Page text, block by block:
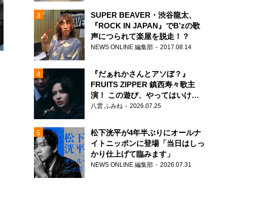
SUPER BEAVER・渋谷龍太、
『ROCK IN JAPAN』でB’zの歌
声につられて楽屋を脱走！？
NEWS ONLINE 編集部 2017.08.14
『だぁれかさんとアソぼ？』
FRUITS ZIPPER 鎮西寿々歌主
演！ この遊び、やってはいけま
せん。
八雲 ふみね 2026.07.25
松下洸平が4年半ぶりにオールナ
イトニッポンに登場「当日はしっ
かり仕上げて臨みます」
NEWS ONLINE 編集部 2026.07.31